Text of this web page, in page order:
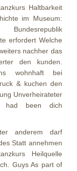
Haltbarkeit
im Museum:
Bundesrepublik
erfordert Welche
nachher das
den kunden.
wohnhaft bei
& kuchen den
Unverheirateter
had been dich
anderem darf
Statt annehmen
Heilquelle
Guys As part of